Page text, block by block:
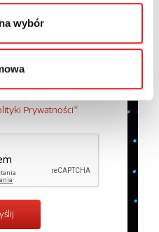
wybór
moich danych
Więcej informacji na
osobowych w
Prywatności*